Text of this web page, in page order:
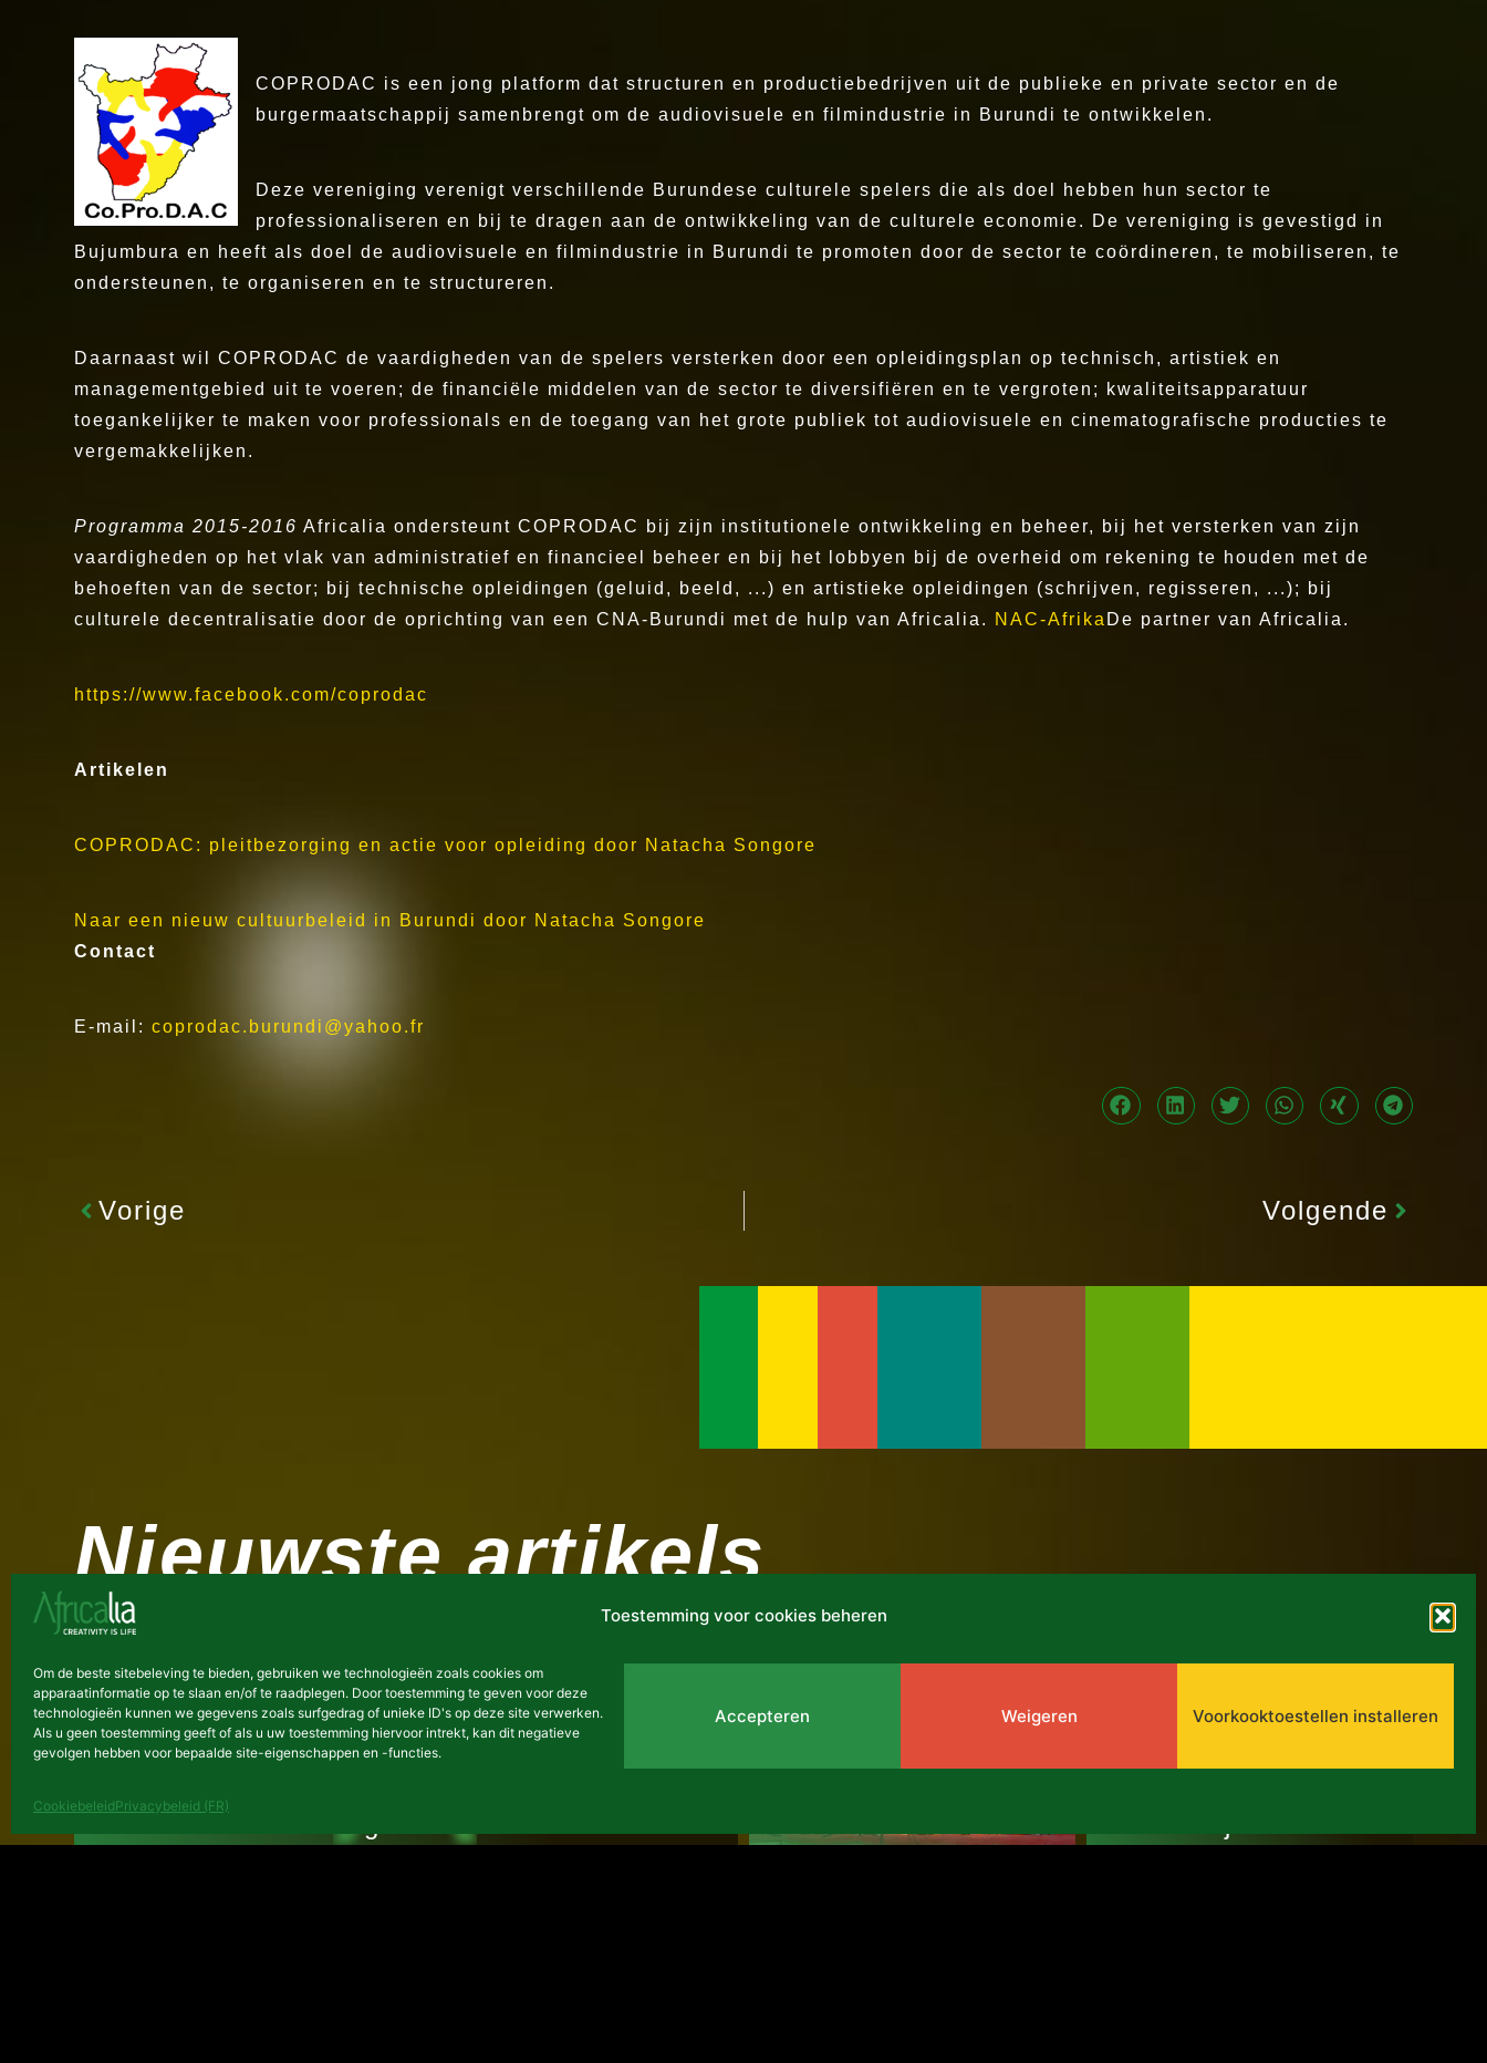
Toestemming voor cookies beheren
Om de beste sitebeleving te bieden, gebruiken we technologieën zoals cookies om
apparaatinformatie op te slaan en/of te raadplegen. Door toestemming te geven voor deze
technologieën kunnen we gegevens zoals surfgedrag of unieke ID's op deze site verwerken.
Als u geen toestemming geeft of als u uw toestemming hiervoor intrekt, kan dit negatieve
gevolgen hebben voor bepaalde site-eigenschappen en -functies.
Accepteren Weigeren Voorkooktoestellen installeren
CookiebeleidPrivacybeleid (FR)
COPRODAC is een jong platform dat structuren en productiebedrijven uit de publieke en private sector en de
burgermaatschappij samenbrengt om de audiovisuele en filmindustrie in Burundi te ontwikkelen.
Deze vereniging verenigt verschillende Burundese culturele spelers die als doel hebben hun sector te
professionaliseren en bij te dragen aan de ontwikkeling van de culturele economie. De vereniging is gevestigd in
Bujumbura en heeft als doel de audiovisuele en filmindustrie in Burundi te promoten door de sector te coördineren, te mobiliseren, te
ondersteunen, te organiseren en te structureren.
Daarnaast wil COPRODAC de vaardigheden van de spelers versterken door een opleidingsplan op technisch, artistiek en
managementgebied uit te voeren; de financiële middelen van de sector te diversifiëren en te vergroten; kwaliteitsapparatuur
toegankelijker te maken voor professionals en de toegang van het grote publiek tot audiovisuele en cinematografische producties te
vergemakkelijken.
Programma 2015-2016 Africalia ondersteunt COPRODAC bij zijn institutionele ontwikkeling en beheer, bij het versterken van zijn
vaardigheden op het vlak van administratief en financieel beheer en bij het lobbyen bij de overheid om rekening te houden met de
behoeften van de sector; bij technische opleidingen (geluid, beeld, ...) en artistieke opleidingen (schrijven, regisseren, ...); bij
culturele decentralisatie door de oprichting van een CNA-Burundi met de hulp van Africalia.
NAC-Afrika De partner van Africalia.
https://www.facebook.com/coprodac
Artikelen
COPRODAC: pleitbezorging en actie voor opleiding door Natacha Songore
Naar een nieuw cultuurbeleid in Burundi door Natacha Songore
Contact
E-mail:coprodac.burundi@yahoo.fr
Vorige Volgende
Nieuwste artikels
ARCHIEF ARCHIEF